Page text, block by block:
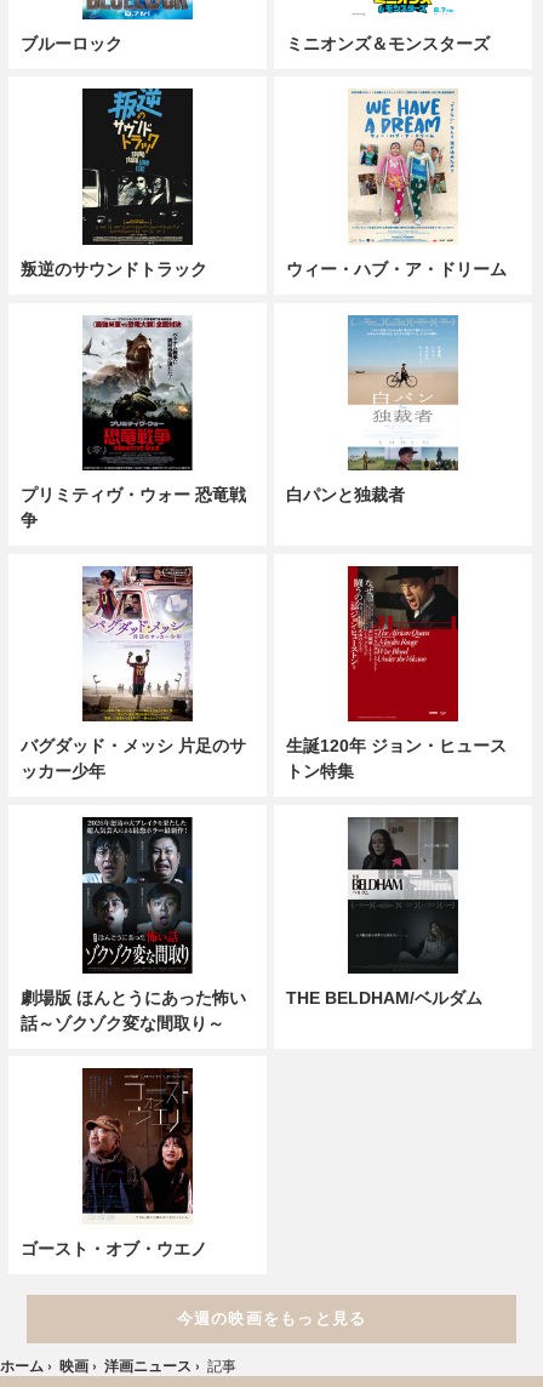
ブルーロック ミニオンズ＆モンスターズ
叛逆のサウンドトラック ウィー・ハブ・ア・ドリーム
プリミティヴ・ウォー 恐竜戦
争
白パンと独裁者
バグダッド・メッシ 片足のサ
ッカー少年
生誕120年 ジョン・ヒュース
トン特集
劇場版 ほんとうにあった怖い
話～ゾクゾク変な間取り～
THE BELDHAM/ベルダム
ゴースト・オブ・ウエノ
今週の映画をもっと見る
ホーム › 映画 › 洋画ニュース › 記事